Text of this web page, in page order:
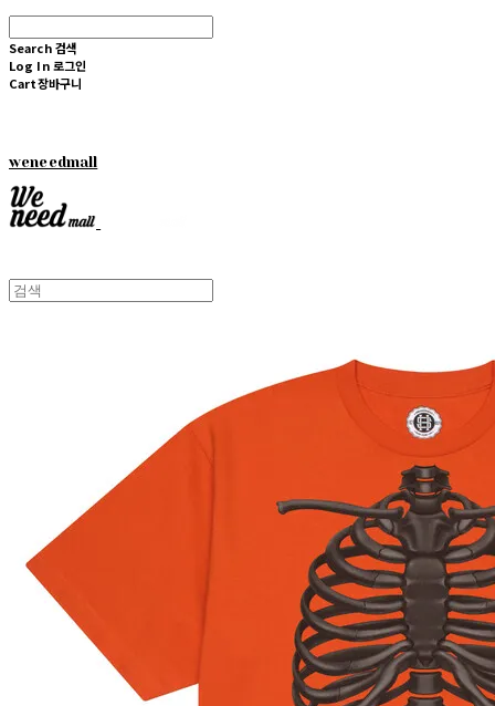
Search 검색
Log In 로그인
Cart장바구니
weneedmall